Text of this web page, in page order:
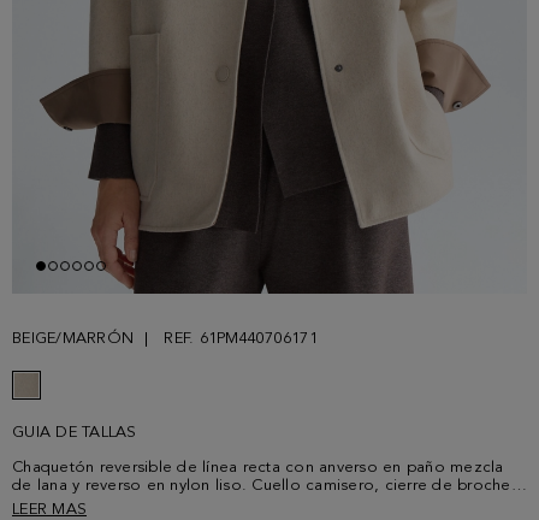
BEIGE/MARRÓN REF. 61PM440706171
GUIA DE TALLAS
Chaquetón reversible de línea recta con anverso en paño mezcla
de lana y reverso en nylon liso. Cuello camisero, cierre de broches
personalizados esmaltados a tono en el delantero y los puños, tres
LEER MAS